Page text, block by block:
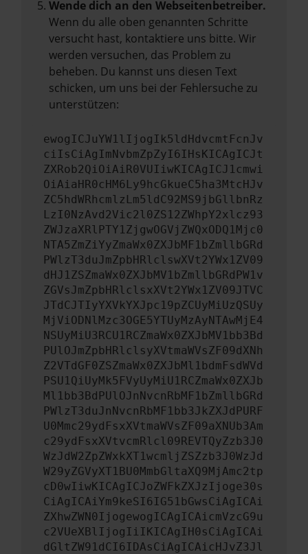
Wende dich an den Webseitenbetreiber.
Wenn du alle oben genannten Schritte
versucht hast, kontaktiere uns bitte. Wir
werden versuchen, das Problem zu
beheben. Du kannst uns diesen Text
schicken, um uns bei der Fehlersuche zu
unterstützen:
ewogICJuYW1lIjogIk5ldHdvcmtFcnJv
ciIsCiAgImNvbmZpZyI6IHsKICAgICJt
ZXRob2QiOiAiR0VUIiwKICAgICJ1cmwi
OiAiaHR0cHM6Ly9hcGkueC5ha3MtcHJv
ZC5hdWRhcmlzLm5ldC92MS9jbGllbnRz
LzI0NzAvd2Vic2l0ZS12ZWhpY2xlcz93
ZWJzaXRlPTY1ZjgwOGVjZWQxODQ1Mjc0
NTA5ZmZiYyZmaWx0ZXJbMF1bZmllbGRd
PWlzT3duJmZpbHRlclswXVt2YWx1ZV09
dHJ1ZSZmaWx0ZXJbMV1bZmllbGRdPW1v
ZGVsJmZpbHRlclsxXVt2YWx1ZV09JTVC
JTdCJTIyYXVkYXJpc19pZCUyMiUzQSUy
MjViODNlMzc3OGE5YTUyMzAyNTAwMjE4
NSUyMiU3RCU1RCZmaWx0ZXJbMV1bb3Bd
PUlOJmZpbHRlclsyXVtmaWVsZF09dXNh
Z2VTdGF0ZSZmaWx0ZXJbMl1bdmFsdWVd
PSU1QiUyMk5FVyUyMiU1RCZmaWx0ZXJb
Ml1bb3BdPUlOJnNvcnRbMF1bZmllbGRd
PWlzT3duJnNvcnRbMF1bb3JkZXJdPURF
U0Mmc29ydFsxXVtmaWVsZF09aXNUb3Am
c29ydFsxXVtvcmRlcl09REVTQyZzb3J0
WzJdW2ZpZWxkXT1wcmljZSZzb3J0WzJd
W29yZGVyXT1BU0MmbGltaXQ9MjAmc2tp
cD0wIiwKICAgICJoZWFkZXJzIjoge30s
CiAgICAiYm9keSI6IG51bGwsCiAgICAi
ZXhwZWN0IjogewogICAgICAicmVzcG9u
c2VUeXBlIjogIiIKICAgIH0sCiAgICAi
dGltZW91dCI6IDAsCiAgICAicHJvZ3Jl